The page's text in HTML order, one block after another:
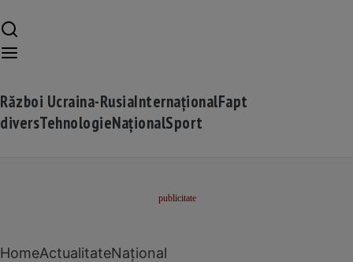
Război Ucraina-RusiaInternaționalFapt
diversTehnologieNaționalSport
HomeActualitateNațional